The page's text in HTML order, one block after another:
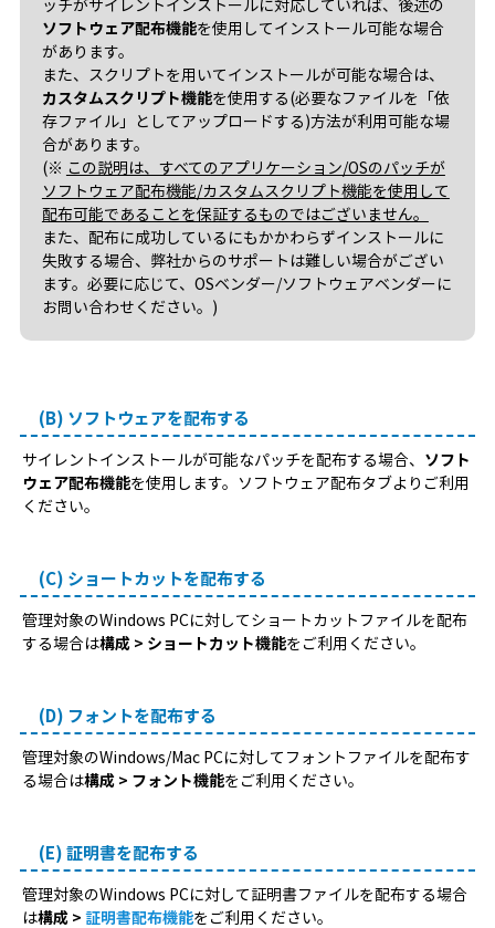
ッチがサイレントインストールに対応していれば、後述の
ソフトウェア配布機能を使用してインストール可能な場合
があります。
また、スクリプトを用いてインストールが可能な場合は、
カスタムスクリプト機能を使用する(必要なファイルを「依
存ファイル」としてアップロードする)方法が利用可能な場
合があります。
(※ この説明は、すべてのアプリケーション/OSのパッチが
ソフトウェア配布機能/カスタムスクリプト機能を使用して
配布可能であることを保証するものではございません。
また、配布に成功しているにもかかわらずインストールに
失敗する場合、弊社からのサポートは難しい場合がござい
ます。必要に応じて、OSベンダー/ソフトウェアベンダーに
お問い合わせください。)
(B) ソフトウェアを配布する
サイレントインストールが可能なパッチを配布する場合、 ソフト
ウェア配布機能を使用します。ソフトウェア配布タブよりご利用
ください。
(C) ショートカットを配布する
管理対象のWindows PCに対してショートカットファイルを配布
する場合は構成 > ショートカット機能をご利用ください。
(D) フォントを配布する
管理対象のWindows/Mac PCに対してフォントファイルを配布す
る場合は構成 > フォント機能をご利用ください。
(E) 証明書を配布する
管理対象のWindows PCに対して証明書ファイルを配布する場合
は構成 > 証明書配布機能をご利用ください。